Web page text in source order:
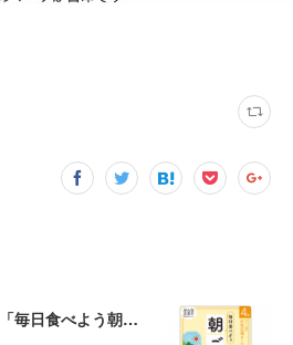
元気応援キャンペーン4月「毎日食べよう朝ごはん」